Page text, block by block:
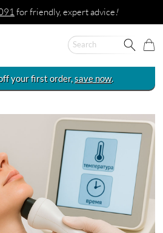
for friendly, expert advice!
your first order,save now.